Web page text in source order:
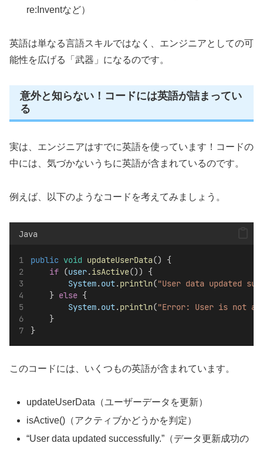
re:Inventなど）
英語は単なる言語スキルではなく、エンジニアとしての可
能性を広げる「武器」になるのです。
意外と知らない！コードには英語が詰まってい
る
実は、エンジニアはすでに英語を使っています！コードの
中には、気づかないうちに英語が含まれているのです。
例えば、以下のようなコードを考えてみましょう。
Java
public void updateUserData() {
if (user.isActive()) {
System.out.println("User data updated
    }
else {
System.out.println("Error: User is not
    }
}
このコードには、いくつもの英語が含まれています。
updateUserData（ユーザーデータを更新）
isActive()（アクティブかどうかを判定）
“User data updated successfully.”（データ更新成功の